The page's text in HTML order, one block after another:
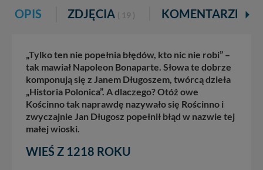
OPIS ZDJĘCIA ( 19 ) KOMENTARZE
„Tylko ten nie popełnia błędów, kto nic nie robi” –
tak mawiał Napoleon Bonaparte. Słowa te dobrze
komponują się z Janem Długoszem, twórcą dzieła
„Historia Polonica”. A dlaczego? Otóż owe
Kościnno tak naprawdę nazywało się Rościnno i
zwyczajnie Jan Długosz popełnił błąd w nazwie tej
małej wioski.
WIEŚ Z 1218 ROKU